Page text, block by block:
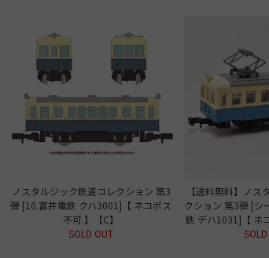
ノスタルジック鉄道コレクション 第3
弾 [10.富井電鉄 クハ3001]【 ネコポス
不可 】【C】
SOLD OUT
【送料無料】ノス
クション 第3弾 [シ
鉄 デハ1031]【 ネ